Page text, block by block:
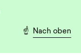
☝️ Nach oben